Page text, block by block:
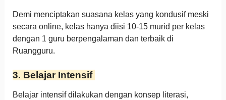
Demi menciptakan suasana kelas yang kondusif meski
secara online, kelas hanya diisi 10-15 murid per kelas
dengan 1 guru berpengalaman dan terbaik di
Ruangguru.
3. Belajar Intensif
Belajar intensif dilakukan dengan konsep literasi,